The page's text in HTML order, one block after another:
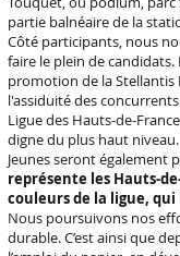
partie balnéaire de la
Côté participants, nous
faire le plein de
promotion de la Stellantis
l'assiduité des
Ligue des Hauts-de-
digne du plus haut
Jeunes seront également
représente les Hauts-
couleurs de la ligue,
Nous poursuivons nos
durable. C’est ainsi que